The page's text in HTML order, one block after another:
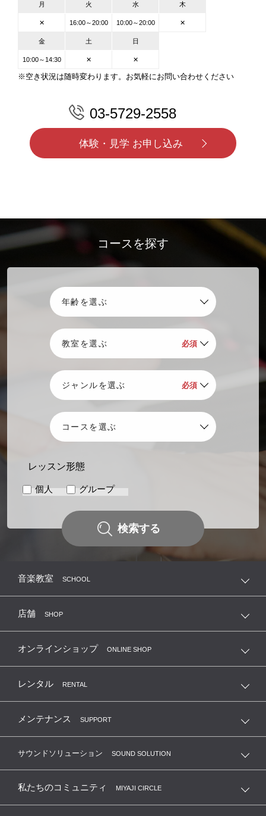
月 火 水 木
✕ 16:00～20:00 10:00～20:00 ✕
金 土 日
10:00～14:30 ✕ ✕
※空き状況は随時変わります。お気軽にお問い合わせください
03-5729-2558
体験・見学 お申し込み
コースを探す
レッスン形態
個人 グループ
検索する
音楽教室 SCHOOL
店舗 SHOP
オンラインショップ ONLINE SHOP
レンタル RENTAL
メンテナンス SUPPORT
サウンドソリューション SOUND SOLUTION
私たちのコミュニティ MIYAJI CIRCLE